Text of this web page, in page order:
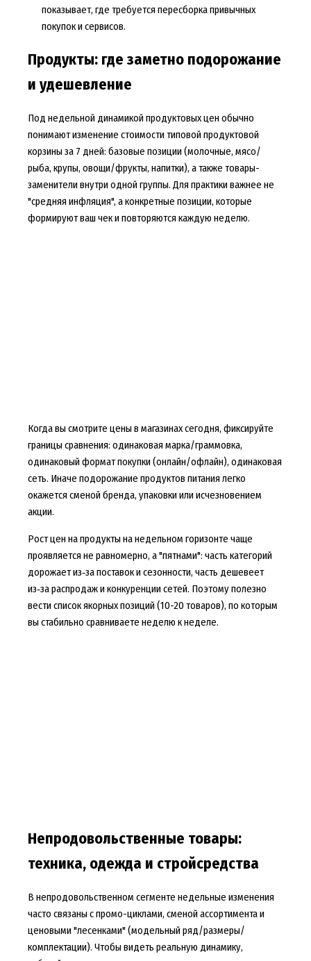
показывает, где требуется пересборка привычных
покупок и сервисов.
Продукты: где заметно подорожание
и удешевление
Под недельной динамикой продуктовых цен обычно
понимают изменение стоимости типовой продуктовой
корзины за 7 дней: базовые позиции (молочные, мясо/
рыба, крупы, овощи/фрукты, напитки), а также товары-
заменители внутри одной группы. Для практики важнее не
"средняя инфляция", а конкретные позиции, которые
формируют ваш чек и повторяются каждую неделю.
Когда вы смотрите цены в магазинах сегодня, фиксируйте
границы сравнения: одинаковая марка/граммовка,
одинаковый формат покупки (онлайн/офлайн), одинаковая
сеть. Иначе подорожание продуктов питания легко
окажется сменой бренда, упаковки или исчезновением
акции.
Рост цен на продукты на недельном горизонте чаще
проявляется не равномерно, а "пятнами": часть категорий
дорожает из‑за поставок и сезонности, часть дешевеет
из‑за распродаж и конкуренции сетей. Поэтому полезно
вести список якорных позиций (10-20 товаров), по которым
вы стабильно сравниваете неделю к неделе.
Непродовольственные товары:
техника, одежда и стройсредства
В непродовольственном сегменте недельные изменения
часто связаны с промо-циклами, сменой ассортимента и
ценовыми "лесенками" (модельный ряд/размеры/
комплектации). Чтобы видеть реальную динамику,